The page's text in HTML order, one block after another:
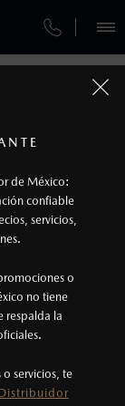
de México:
confiable
servicios,
o
no tiene
respalda la
o servicios, te
en esta
Unidos
y
incluyen:
y gastos
se reserva el
y los
previo al
ilustrativas.